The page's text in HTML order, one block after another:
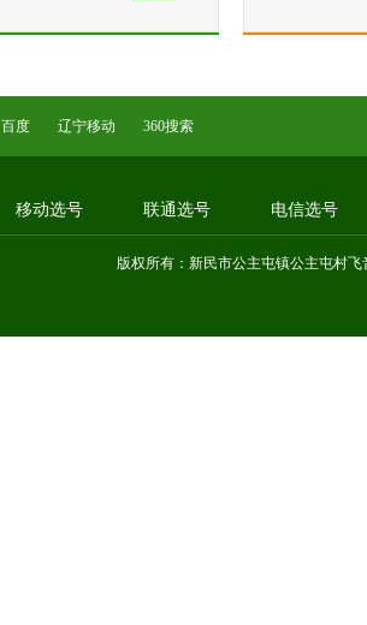
百度 辽宁移动 360搜索
移动选号 联通选号 电信选号
版权所有：新民市公主屯镇公主屯村